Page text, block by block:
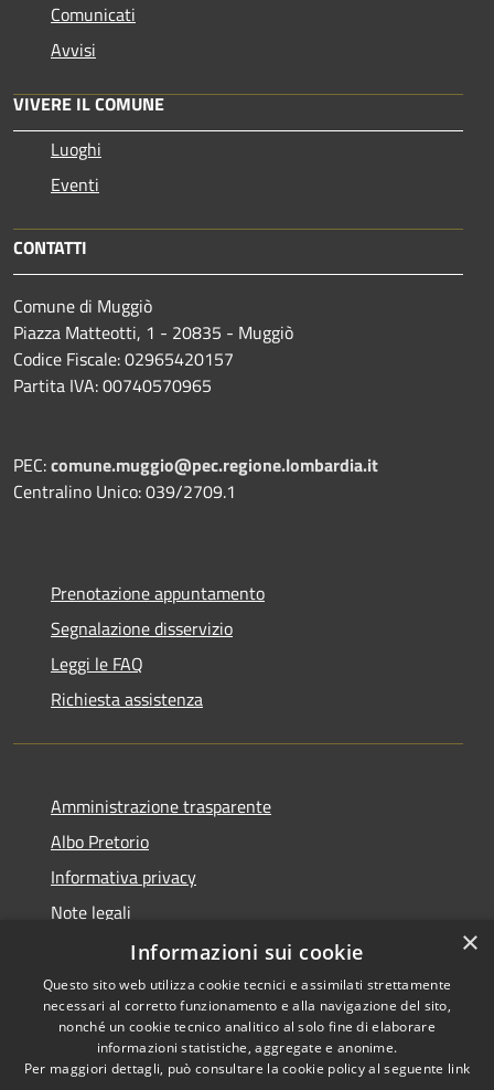
Comunicati
Avvisi
VIVERE IL COMUNE
Luoghi
Eventi
CONTATTI
Comune di Muggiò
Piazza Matteotti, 1 - 20835 - Muggiò
Codice Fiscale: 02965420157
Partita IVA: 00740570965
PEC:comune.muggio@pec.regione.lombardia.it
Centralino Unico: 039/2709.1
Prenotazione appuntamento
Segnalazione disservizio
Leggi le FAQ
Richiesta assistenza
Amministrazione trasparente
Albo Pretorio
Informativa privacy
Note legali
Dichiarazione di accessibilità
RSS
Copyright © 2026 • Comune di
×
Informazioni sui cookie
Questo sito web utilizza cookie tecnici e assimilati strettamente
necessari al corretto funzionamento e alla navigazione del sito,
nonché un cookie tecnico analitico al solo fine di elaborare
informazioni statistiche, aggregate e anonime.
Per maggiori dettagli, può consultare la cookie policy al seguente link